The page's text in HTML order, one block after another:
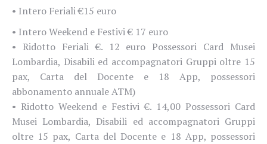
• Intero Feriali €15 euro
• Intero Weekend e Festivi € 17 euro
• Ridotto Feriali €. 12 euro Possessori Card Musei
Lombardia, Disabili ed accompagnatori Gruppi oltre 15
pax, Carta del Docente e 18 App, possessori
abbonamento annuale ATM)
• Ridotto Weekend e Festivi €. 14,00 Possessori Card
Musei Lombardia, Disabili ed accompagnatori Gruppi
oltre 15 pax, Carta del Docente e 18 App, possessori